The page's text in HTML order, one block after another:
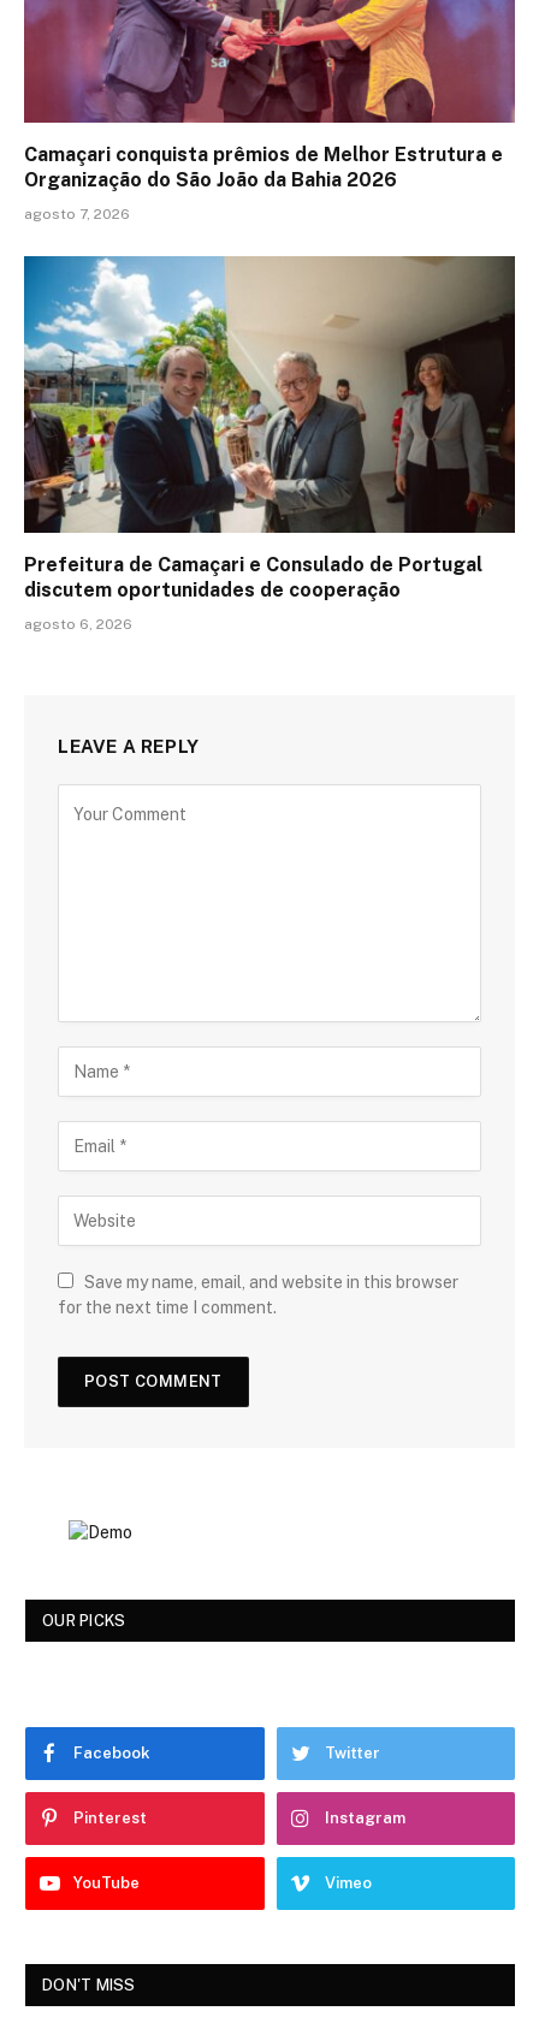
Camaçari conquista prêmios de Melhor Estrutura e
Organização do São João da Bahia 2026
agosto 7, 2026
Prefeitura de Camaçari e Consulado de Portugal
discutem oportunidades de cooperação
agosto 6, 2026
LEAVE A REPLY
Save my name, email, and website in this browser
for the next time I comment.
OUR PICKS
Facebook Twitter
Pinterest Instagram
YouTube Vimeo
DON'T MISS